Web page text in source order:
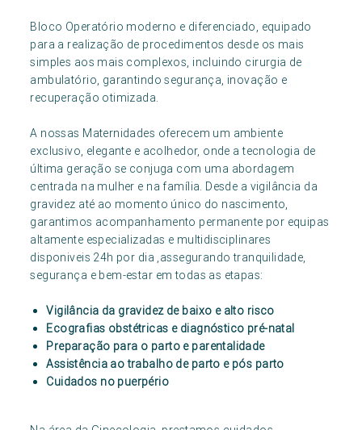
Bloco Operatório moderno e diferenciado, equipado
para a realização de procedimentos desde os mais
simples aos mais complexos, incluindo cirurgia de
ambulatório, garantindo segurança, inovação e
recuperação otimizada.
A nossas Maternidades oferecem um ambiente
exclusivo, elegante e acolhedor, onde a tecnologia de
última geração se conjuga com uma abordagem
centrada na mulher e na família. Desde a vigilância da
gravidez até ao momento único do nascimento,
garantimos acompanhamento permanente por equipas
altamente especializadas e multidisciplinares
disponiveis 24h por dia ,assegurando tranquilidade,
segurança e bem-estar em todas as etapas:
Vigilância da gravidez de baixo e alto risco
Ecografias obstétricas e diagnóstico pré-natal
Preparação para o parto e parentalidade
Assistência ao trabalho de parto e pós parto
Cuidados no puerpério